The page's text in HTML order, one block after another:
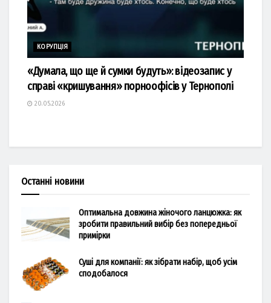
КОРУПЦІЯ
«Думала, що ще й сумки будуть»: відеозапис у
справі «кришування» порноофісів у Тернополі
20.05.2026
Останні новини
Оптимальна довжина жіночого ланцюжка: як
зробити правильний вибір без попередньої
примірки
Суші для компанії: як зібрати набір, щоб усім
сподобалося